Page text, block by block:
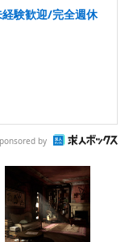
経験歓迎/完全週休
by